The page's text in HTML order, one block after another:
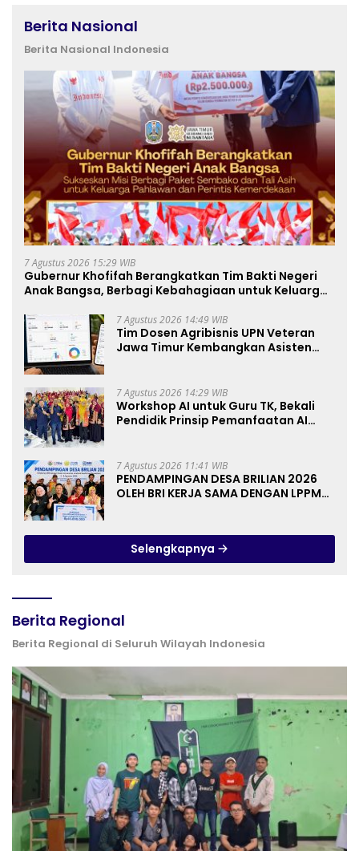
Berita Nasional
Berita Nasional Indonesia
7 Agustus 2026 15:29 WIB
Gubernur Khofifah Berangkatkan Tim Bakti Negeri
Anak Bangsa, Berbagi Kebahagiaan untuk Keluarga
7 Agustus 2026 14:49 WIB
Tim Dosen Agribisnis UPN Veteran
Jawa Timur Kembangkan Asisten
7 Agustus 2026 14:29 WIB
Workshop AI untuk Guru TK, Bekali
Pendidik Prinsip Pemanfaatan AI
7 Agustus 2026 11:41 WIB
PENDAMPINGAN DESA BRILIAN 2026
OLEH BRI KERJA SAMA DENGAN LPPM
Selengkapnya
Berita Regional
Berita Regional di Seluruh Wilayah Indonesia